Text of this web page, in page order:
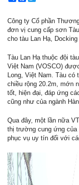
Công ty Cổ phần
đơn vị cung cấp sơn
cho tàu Lan Hạ,
Tàu Lan Hạ thuộc đội
Việt Nam (VOSCO)
Long, Việt Nam. Tàu có
chiều rộng 20.2m, mớn
tốt, hiện đại, đáp ứng
cũng như của ngành
Qua đây, một lần nữa
thị trường cung ứng của
phục vụ uy tín đối với